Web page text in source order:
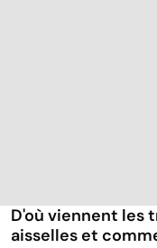
D'où viennent les
aisselles et